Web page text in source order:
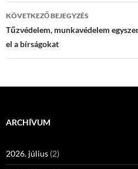
KÖVETKEZŐ BEJEGYZÉS
Tűzvédelem, munkavédelem
el a bírságokat
ARCHÍVUM
2026. július (2)